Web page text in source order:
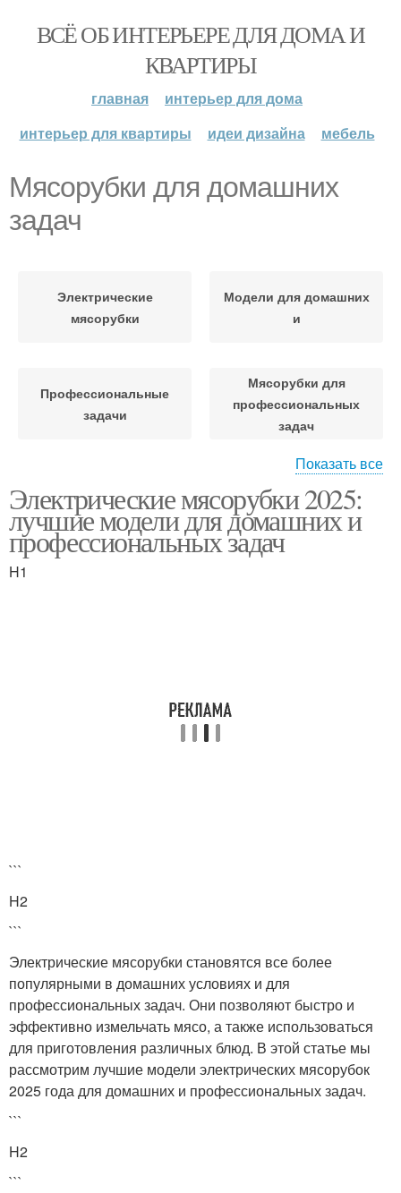
ВСЁ ОБ ИНТЕРЬЕРЕ ДЛЯ ДОМА И
КВАРТИРЫ
главная
интерьер для дома
интерьер для квартиры
идеи дизайна мебель
Мясорубки для домашних
задач
Электрические
мясорубки
Модели для домашних
и
Профессиональные
задачи
Мясорубки для
профессиональных
задач
мясорубка
Мясорубка без
перерыва
Показать все
Электрические мясорубки 2025:
лучшие модели для домашних и
профессиональных задач
H1
```
H2
```
Электрические мясорубки становятся все более
популярными в домашних условиях и для
профессиональных задач. Они позволяют быстро и
эффективно измельчать мясо, а также использоваться
для приготовления различных блюд. В этой статье мы
рассмотрим лучшие модели электрических мясорубок
2025 года для домашних и профессиональных задач.
```
H2
```